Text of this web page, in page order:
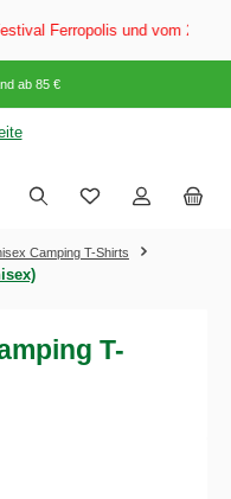
Ferropolis und vom 28.
ab 85 €
Camping T-Shirts
T-